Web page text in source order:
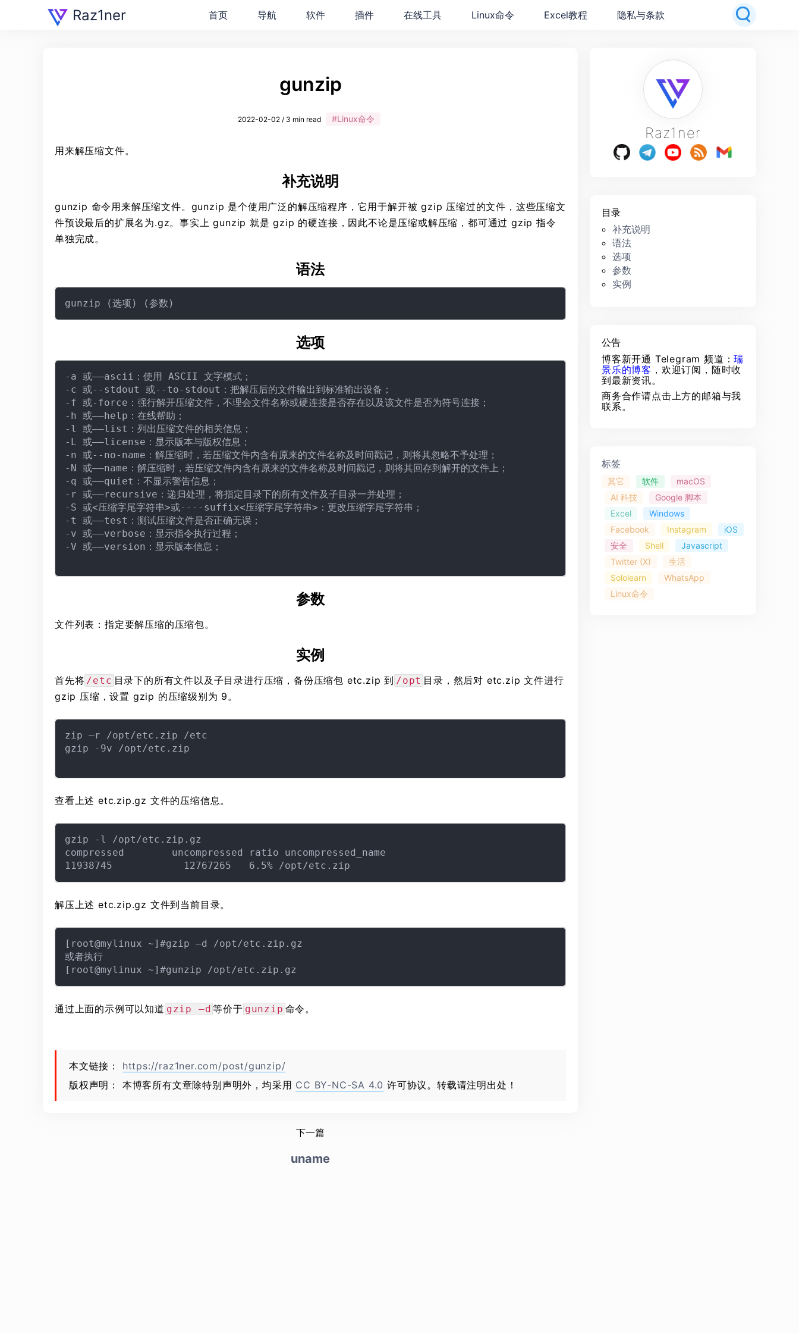
Raz1ner 首页 导航 软件 插件 在线工具 Linux命令 Excel教程 隐私与条款
gunzip
2022-02-02 / 3 min read #Linux命令
用来解压缩文件。
补充说明
gunzip 命令用来解压缩文件。gunzip 是个使用广泛的解压缩程序，它用于解开被 gzip 压缩过的文件，这些压缩文
件预设最后的扩展名为.gz。事实上 gunzip 就是 gzip 的硬连接，因此不论是压缩或解压缩，都可通过 gzip 指令
单独完成。
语法
选项
-a 或——ascii：使用 ASCII 文字模式；
-c 或--stdout 或--to-stdout：把解压后的文件输出到标准输出设备；
-f 或-force：强行解开压缩文件，不理会文件名称或硬连接是否存在以及该文件是否为符号连接；
-h 或——help：在线帮助；
-l 或——list：列出压缩文件的相关信息；
-L 或——license：显示版本与版权信息；
-n 或--no-name：解压缩时，若压缩文件内含有原来的文件名称及时间戳记，则将其忽略不予处理；
-N 或——name：解压缩时，若压缩文件内含有原来的文件名称及时间戳记，则将其回存到解开的文件上；
-q 或——quiet：不显示警告信息；
-r 或——recursive：递归处理，将指定目录下的所有文件及子目录一并处理；
-S 或<压缩字尾字符串>或----suffix<压缩字尾字符串>：更改压缩字尾字符串；
-t 或——test：测试压缩文件是否正确无误；
-v 或——verbose：显示指令执行过程；
-V 或——version：显示版本信息；
参数
文件列表：指定要解压缩的压缩包。
实例
首先将 /etc 目录下的所有文件以及子目录进行压缩，备份压缩包 etc.zip 到 /opt 目录，然后对 etc.zip 文件进行
gzip 压缩，设置 gzip 的压缩级别为 9。
zip –r /opt/etc.zip /etc
gzip -9v /opt/etc.zip
查看上述 etc.zip.gz 文件的压缩信息。
gzip -l /opt/etc.zip.gz
compressed        uncompressed ratio uncompressed_name
解压上述 etc.zip.gz 文件到当前目录。
[root@mylinux ~]#gzip –d /opt/etc.zip.gz
或者执行
通过上面的示例可以知道 gzip –d 等价于 gunzip 命令。
本文链接： https://raz1ner.com/post/gunzip/
版权声明： 本博客所有文章除特别声明外，均采用 CC BY-NC-SA 4.0 许可协议。转载请注明出处！
下一篇
uname
Raz1ner
目录
补充说明
语法
选项
参数
实例
公告
博客新开通 Telegram 频道：瑞
景乐的博客 ，欢迎订阅，随时收
到最新资讯。
商务合作请点击上方的邮箱与我
联系。
标签
其它 软件
macOS
AI 科技
Google 脚本
Excel
Windows
Facebook
Instagram
iOS
安全
Shell
Javascript
Twitter (X)
生活
Sololearn
WhatsApp
Linux命令